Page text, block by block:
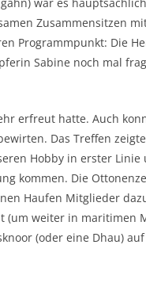
Zusammensitzen
Programmpunkt: Die
Sabine noch mal
erfreut hatte. Auch
Das Treffen
Hobby in erster Linie
kommen. Die
Haufen Mitglieder
(um weiter in maritimen
(oder eine Dhau)